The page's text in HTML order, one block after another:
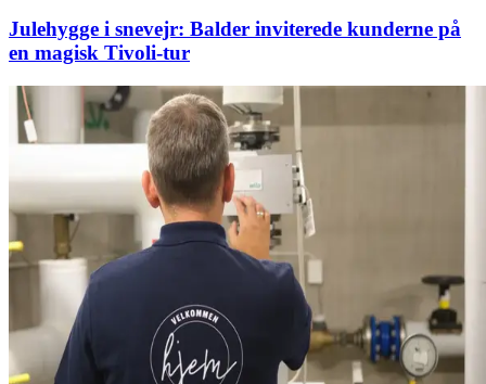
Julehygge i snevejr: Balder inviterede kunderne på
en magisk Tivoli-tur